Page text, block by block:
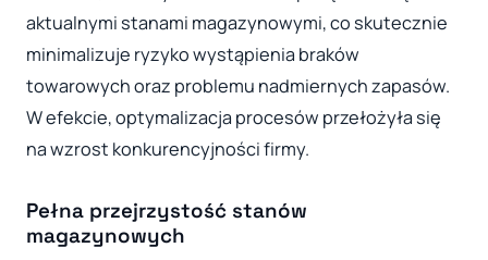
aktualnymi stanami magazynowymi, co skutecznie
minimalizuje ryzyko wystąpienia braków
towarowych oraz problemu nadmiernych zapasów.
W efekcie, optymalizacja procesów przełożyła się
na wzrost konkurencyjności firmy.
Pełna przejrzystość stanów
magazynowych